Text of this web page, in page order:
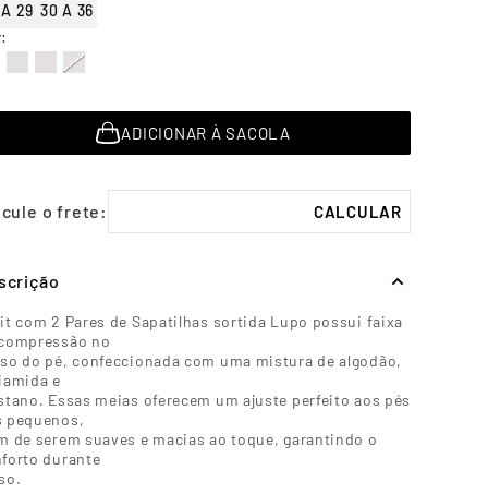
:
29 30 A 36
ADICIONAR À SACOLA
com 2 Pares de Sapatilhas sortida Lupo possui faixa
no
do pé, confeccionada com uma mistura de algodão,
e
Essas meias oferecem um ajuste perfeito aos pés
pequenos,
de serem suaves e macias ao toque, garantindo o
durante